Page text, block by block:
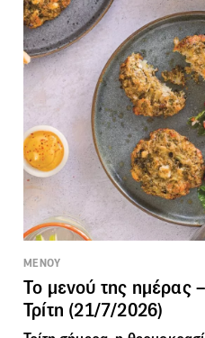
ΜΕΝΟΥ
Το μενού της ημέρας
Τρίτη (21/7/2026)